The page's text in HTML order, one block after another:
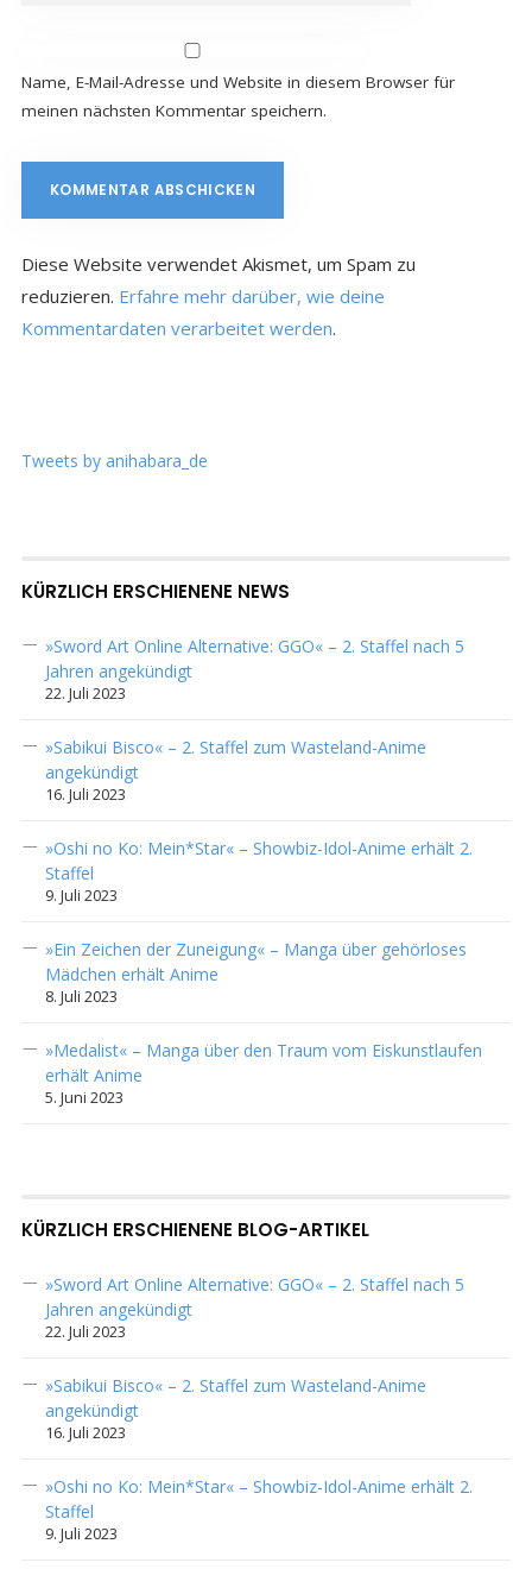
Name, E-Mail-Adresse und Website in diesem Browser für
meinen nächsten Kommentar speichern.
Diese Website verwendet Akismet, um Spam zu
reduzieren. Erfahre mehr darüber, wie deine
Kommentardaten verarbeitet werden.
Tweets by anihabara_de
KÜRZLICH ERSCHIENENE NEWS
»Sword Art Online Alternative: GGO« – 2. Staffel nach 5
Jahren angekündigt
22. Juli 2023
»Sabikui Bisco« – 2. Staffel zum Wasteland-Anime
angekündigt
16. Juli 2023
»Oshi no Ko: Mein*Star« – Showbiz-Idol-Anime erhält 2.
Staffel
9. Juli 2023
»Ein Zeichen der Zuneigung« – Manga über gehörloses
Mädchen erhält Anime
8. Juli 2023
»Medalist« – Manga über den Traum vom Eiskunstlaufen
erhält Anime
5. Juni 2023
KÜRZLICH ERSCHIENENE BLOG-ARTIKEL
»Sword Art Online Alternative: GGO« – 2. Staffel nach 5
Jahren angekündigt
22. Juli 2023
»Sabikui Bisco« – 2. Staffel zum Wasteland-Anime
angekündigt
16. Juli 2023
»Oshi no Ko: Mein*Star« – Showbiz-Idol-Anime erhält 2.
Staffel
9. Juli 2023